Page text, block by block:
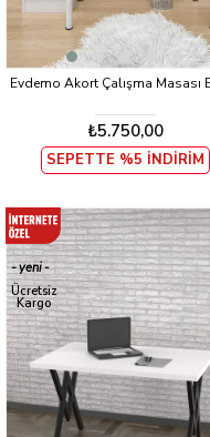
Evdemo Akort Çalışma Masası
₺5.750,00
SEPETTE %5 İNDİRİM
yeni
ürün
Ücretsiz
Kargo